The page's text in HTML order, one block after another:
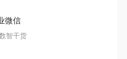
微信
智干货